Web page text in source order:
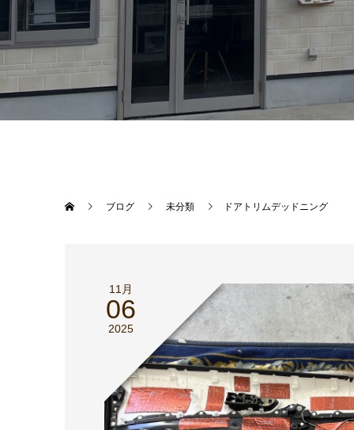
ブログ 未分類 ドアトリムデッドニング
11月
06
2025